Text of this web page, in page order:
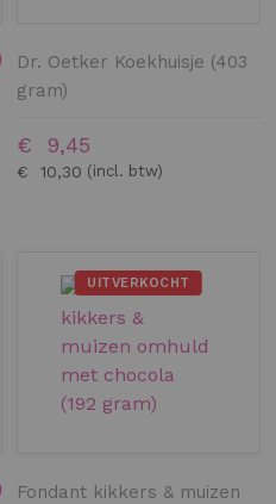
Dr. Oetker Koekhuisje (403
gram)
€ 10,30
€ 9,45
UITVERKOCHT
Fondant kikkers & muizen